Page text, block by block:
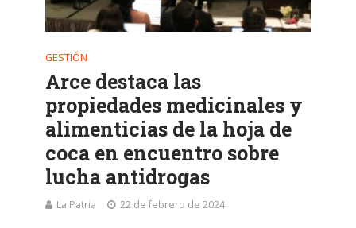
GESTIÓN
Arce destaca las
propiedades medicinales y
alimenticias de la hoja de
coca en encuentro sobre
lucha antidrogas
La Patria 22 de febrero de 2024